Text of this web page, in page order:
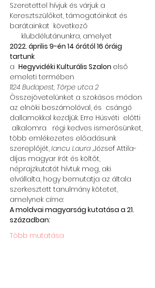
Szeretettel hívjuk és várjuk a
Keresztszülőket, támogatóinkat és
barátainkat  következő
klubdélutánunkra, amelyet
2022. április 9-én 14 órától 16 óráig
tartunk
a Hegyvidéki Kulturális Szalon első
emeleti termében
1124 Budapest, Törpe utca 2
Összejövetelünket a szokásos módon
az elnöki beszámolóval, és  csángó
dallamokkal kezdjük. Erre Húsvéti  előtti
alkalomra   régi kedves ismerősünket,
több emlékezetes előadásunk
szereplőjét, Iancu Laura ,József Attila-
díjas magyar írót és költőt,
néprajzkutatót hívtuk meg, aki
elvállalta, hogy bemutatja az általa
szerkesztett tanulmány kötetet,
amelynek címe:
A moldvai magyarság kutatása a 21.
században:
Több mutatása